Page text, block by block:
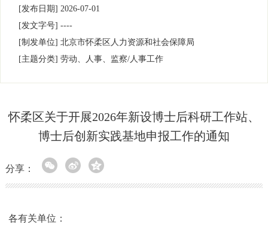
[发布日期] 2026-07-01
[发文字号] ----
[制发单位] 北京市怀柔区人力资源和社会保障局
[主题分类] 劳动、人事、监察/人事工作
怀柔区关于开展2026年新设博士后科研工作站、
博士后创新实践基地申报工作的通知
分享：
各有关单位：